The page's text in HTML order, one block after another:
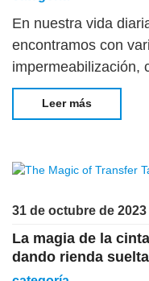
En nuestra vida
encontramos con
impermeabilización,
muebles, zapatos,
delgada
Leer más
31 de octubre de 2023
La magia de la
dando rienda